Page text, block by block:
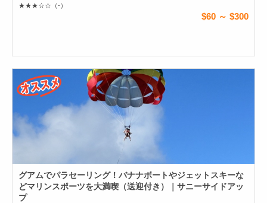
★★★☆☆ （-）
$60 ～ $300
グアムでパラセーリング！バナナボートやジェットスキーな
どマリンスポーツを大満喫（送迎付き）｜サニーサイドアッ
プ